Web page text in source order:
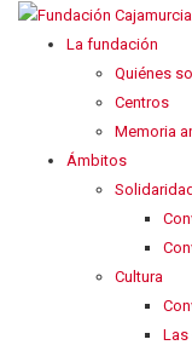
La fundación
Quiénes
Centros
Memoria
Ámbitos
Cultura
Las